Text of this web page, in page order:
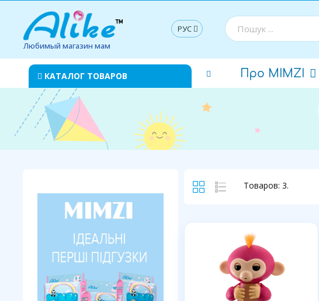
Любимый магазин мам
РУС
КАТАЛОГ ТОВАРОВ Про MIMZI
Товаров: 3.